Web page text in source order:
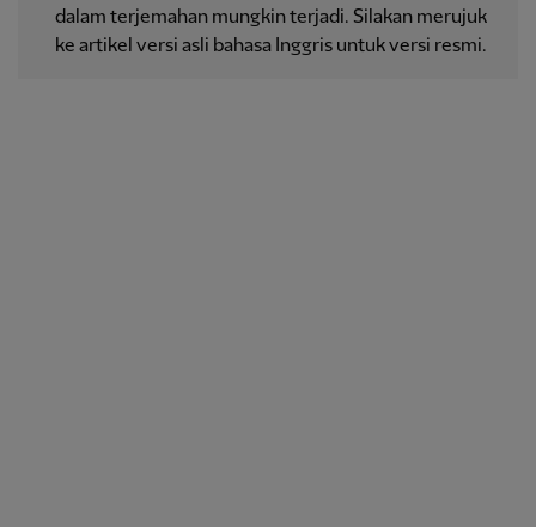
dalam terjemahan mungkin terjadi. Silakan merujuk
ke artikel versi asli bahasa Inggris untuk versi resmi.